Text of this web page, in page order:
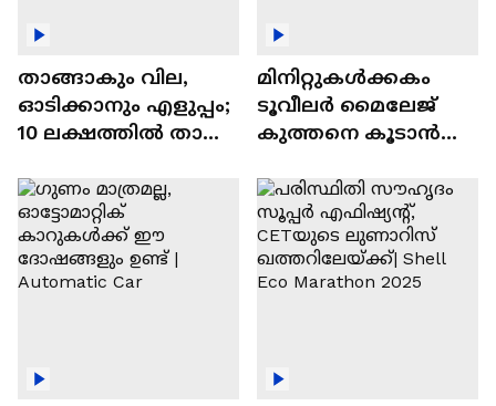
താങ്ങാകും വില,
ഓടിക്കാനും എളുപ്പം;
10 ലക്ഷത്തിൽ താഴെ
ഓട്ടോമാറ്റിക്ക്
എസ്‍യുവികൾ
മിനിറ്റുകൾക്കകം
ടൂവീലർ മൈലേജ്
കുത്തനെ കൂടാൻ